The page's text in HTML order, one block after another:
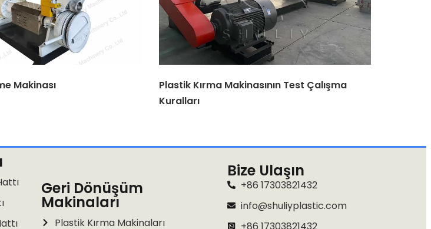
Makinası
Plastik Kırma Makinasının Test Çalışma
Kuralları
Geri Dönüşüm
Makinaları
Plastik Kırma Makinaları
Bize Ulaşın
+86 17303821432
info@shuliyplastic.com
+86 17303821432